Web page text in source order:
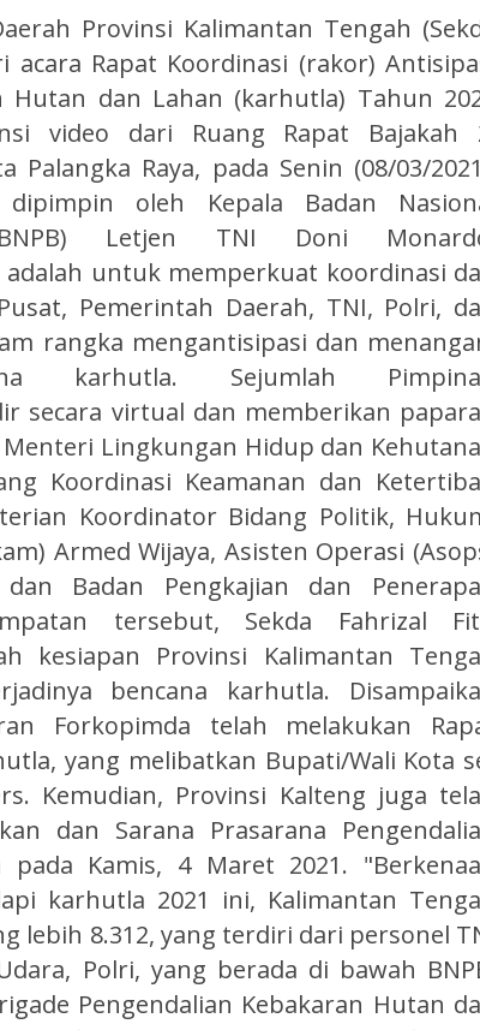
Provinsi Kalimantan Tengah
acara Rapat Koordinasi (rakor)
Hutan dan Lahan (karhutla) Tahun
video dari Ruang Rapat Bajakah
Raya, pada Senin (08/03/
oleh Kepala Badan
Letjen TNI Doni
untuk memperkuat koordinasi
Pemerintah Daerah, TNI, Polri,
rangka mengantisipasi dan
karhutla. Sejumlah
secara virtual dan memberikan
Lingkungan Hidup dan
Koordinasi Keamanan dan
Koordinator Bidang Politik,
Armed Wijaya, Asisten Operasi
Badan Pengkajian dan
tersebut, Sekda Fahrizal
kesiapan Provinsi Kalimantan
bencana karhutla.
Forkopimda telah melakukan
yang melibatkan Bupati/Wali Kota
Kemudian, Provinsi Kalteng juga
dan Sarana Prasarana
Kamis, 4 Maret 2021.
karhutla 2021 ini, Kalimantan
lebih 8.312, yang terdiri dari personel
Polri, yang berada di bawah
Pengendalian Kebakaran Hutan